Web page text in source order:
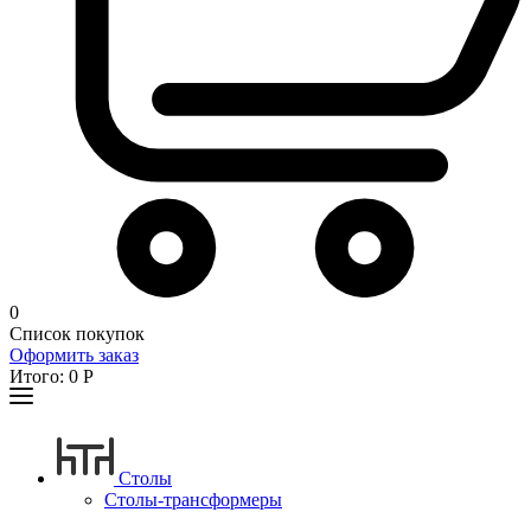
0
Список покупок
Оформить заказ
Итого: 0 Р
Столы
Столы-трансформеры